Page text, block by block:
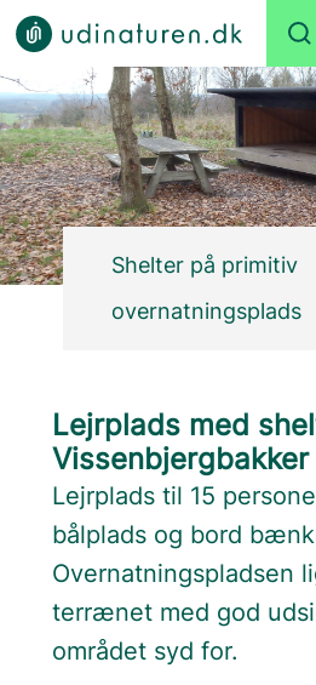
Shelter på primitiv
overnatningsplads
Lejrplads med
Vissenbjergbakker
Lejrplads til 15
bålplads og bord
Overnatningspladsen
terrænet med god
området syd for.